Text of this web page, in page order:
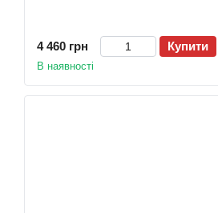
4 460 грн Купити
В наявності